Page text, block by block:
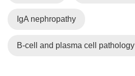
IgA nephropathy
B-cell and plasma cell pathology